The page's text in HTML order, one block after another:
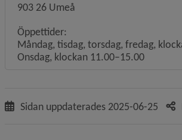
903 26 Umeå
Öppettider:
Måndag, tisdag, torsdag, fredag,
Onsdag, klockan 11.00–15.00
Sidan uppdaterades 2025-06-25